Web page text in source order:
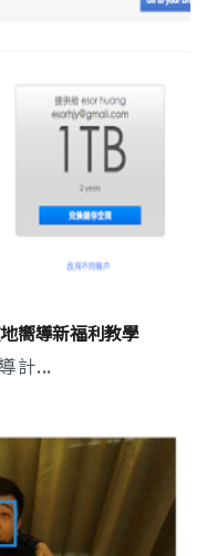
嚮導新福利教學
計...